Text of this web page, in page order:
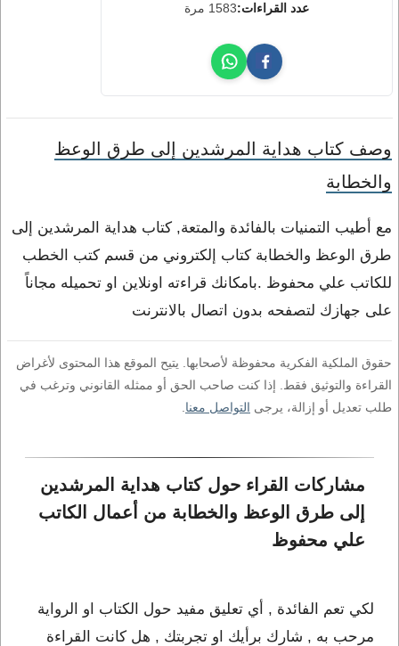
عدد القراءات:1583 مرة
وصف كتاب هداية المرشدين إلى طرق الوعظ
والخطابة
مع أطيب التمنيات بالفائدة والمتعة, كتاب هداية المرشدين إلى
طرق الوعظ والخطابة كتاب إلكتروني من قسم كتب الخطب
للكاتب علي محفوظ .بامكانك قراءته اونلاين او تحميله مجاناً
على جهازك لتصفحه بدون اتصال بالانترنت
حقوق الملكية الفكرية محفوظة لأصحابها. يتيح الموقع هذا المحتوى لأغراض
القراءة والتوثيق فقط. إذا كنت صاحب الحق أو ممثله القانوني وترغب في
طلب تعديل أو إزالة، يرجى التواصل معنا
مشاركات القراء حول كتاب هداية المرشدين
إلى طرق الوعظ والخطابة من أعمال الكاتب
علي محفوظ
لكي تعم الفائدة , أي تعليق مفيد حول الكتاب او الرواية
مرحب به , شارك برأيك او تجربتك , هل كانت القراءة